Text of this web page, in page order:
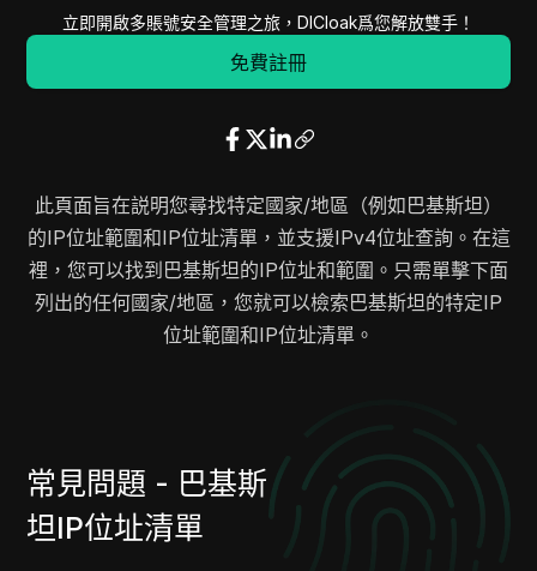
立即開啟多賬號安全管理之旅，DICloak爲您解放雙手！
免費註冊
此頁面旨在説明您尋找特定國家/地區（例如巴基斯坦）
的IP位址範圍和IP位址清單，並支援IPv4位址查詢。在這
裡，您可以找到巴基斯坦的IP位址和範圍。只需單擊下面
列出的任何國家/地區，您就可以檢索巴基斯坦的特定IP
位址範圍和IP位址清單。
常見問題 - 巴基斯
坦IP位址清單